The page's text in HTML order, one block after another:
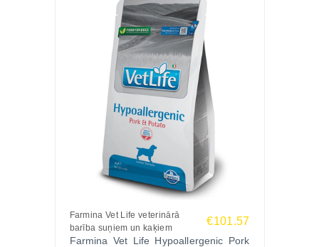
Farmina Vet Life veterinārā
barība suņiem un kaķiem
€101.57
Farmina Vet Life Hypoallergenic Pork